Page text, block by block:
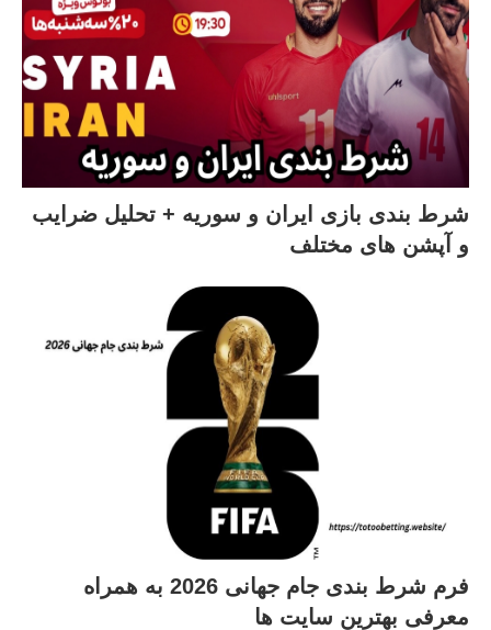
شرط بندی بازی ایران و سوریه + تحلیل ضرایب
و آپشن های مختلف
فرم شرط بندی جام جهانی 2026 به همراه
معرفی بهترین سایت ها